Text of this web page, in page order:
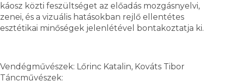
káosz közti feszültséget az előadás mozgásnyelvi,
zenei, és a vizuális hatásokban rejlő ellentétes
esztétikai minőségek jelenlétével bontakoztatja ki.
Vendégművészek: Lőrinc Katalin, Kováts Tibor
Táncművészek: